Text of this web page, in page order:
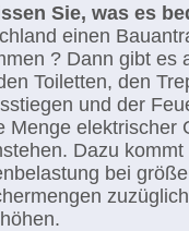
Sie, was es
einen
? Dann gibt es
Toiletten, den
und der
Menge elektrischer
Dazu
bei